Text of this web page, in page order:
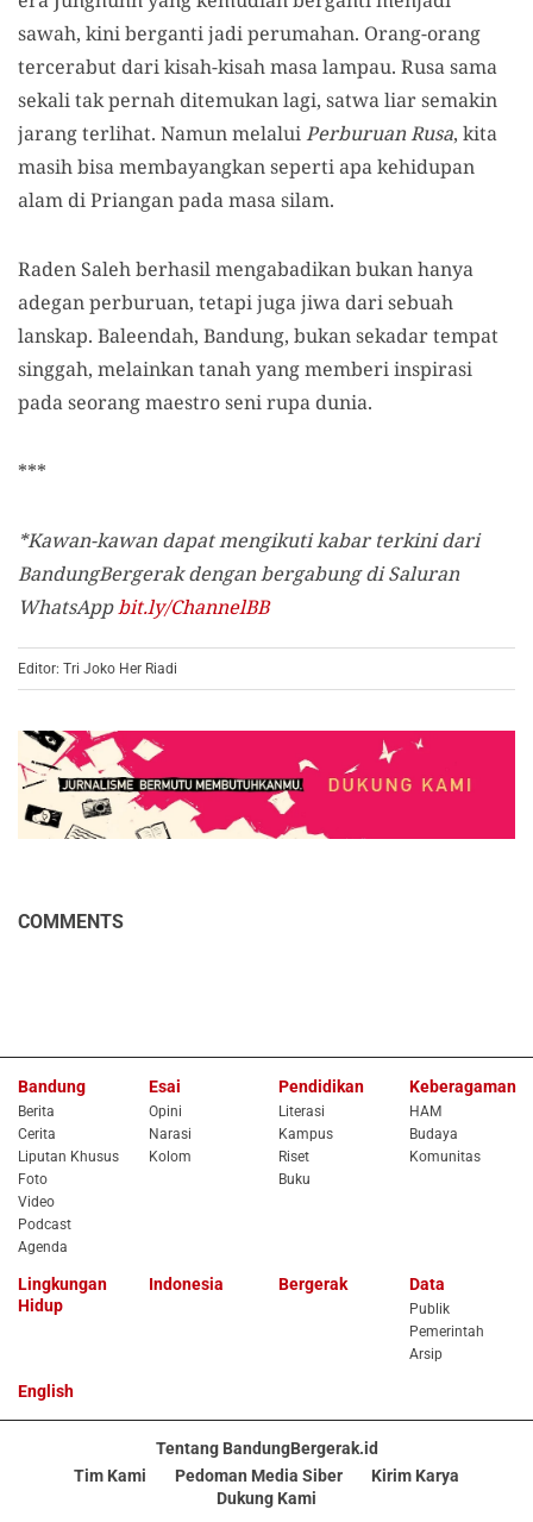
sawah, kini berganti jadi perumahan. Orang-orang
tercerabut dari kisah-kisah masa lampau. Rusa sama
sekali tak pernah ditemukan lagi, satwa liar semakin
jarang terlihat. Namun melaluiPerburuan Rusa, kita
masih bisa membayangkan seperti apa kehidupan
alam di Priangan pada masa silam.
Raden Saleh berhasil mengabadikan bukan hanya
adegan perburuan, tetapi juga jiwa dari sebuah
lanskap. Baleendah, Bandung, bukan sekadar tempat
singgah, melainkan tanah yang memberi inspirasi
pada seorang maestro seni rupa dunia.
***
*Kawan-kawan dapat mengikuti kabar terkini dari
BandungBergerak dengan bergabung di Saluran
WhatsAppbit.ly/ChannelBB
Editor: Tri Joko Her Riadi
COMMENTS
Bandung
Berita
Cerita
Liputan Khusus
Foto
Video
Podcast
Agenda
Esai
Opini
Narasi
Kolom
Pendidikan
Literasi
Kampus
Riset
Buku
Keberagaman
HAM
Budaya
Komunitas
Lingkungan
Hidup
Indonesia Bergerak Data
Publik
Pemerintah
Arsip
English
Tentang BandungBergerak.id
Tim Kami
Pedoman Media Siber
Kirim Karya
Dukung Kami